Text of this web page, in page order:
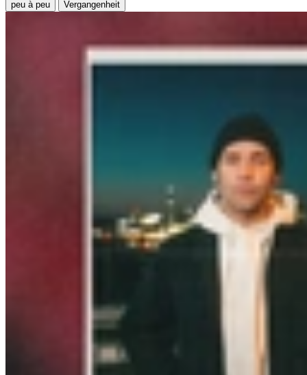
peu à peu Vergangenheit